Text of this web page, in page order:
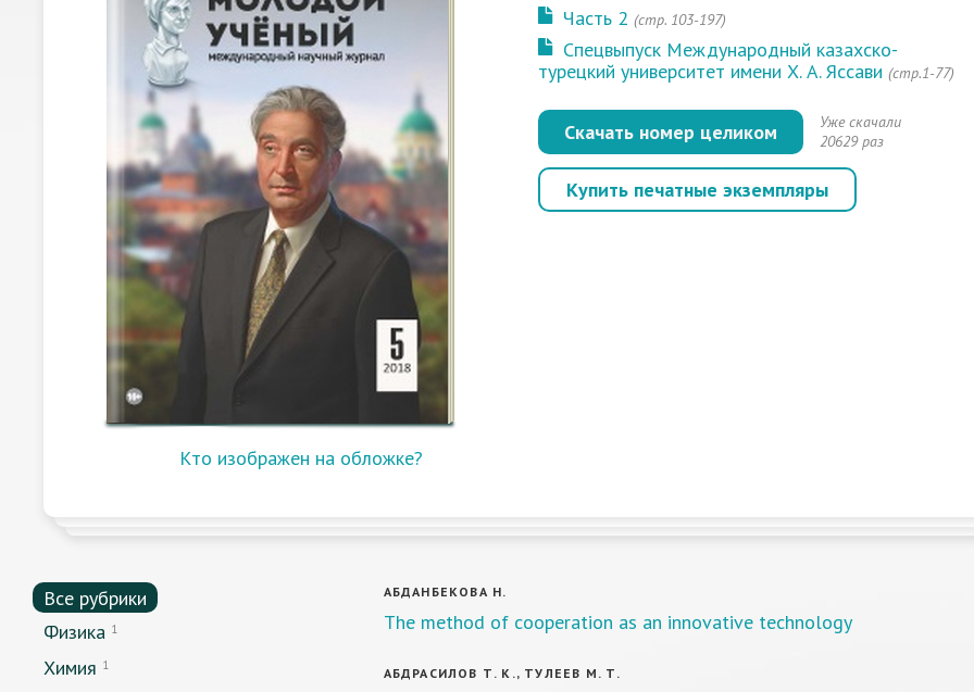
Кто изображен на обложке?
Часть 2 (cтр. 103-197)
Спецвыпуск Международный казахско-
турецкий университет имени Х. А. Яссави (стр.1-77)
Скачать номер целиком
Уже скачали
20629 раз
Купить печатные экземпляры
Все рубрики
Физика 1
Химия 1
АБДАНБЕКОВА Н.
The method of cooperation as an innovative technology
АБДРАСИЛОВ Т. К., ТУЛЕЕВ М. Т.